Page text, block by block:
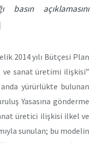
açıklamasını
2014 yılı Bütçesi Plan
ve sanat üretimi ilişkisi”
yürürlükte bulunan
Yasasına gönderme
üretici ilişkisi ilkel ve
sunulan; bu modelin